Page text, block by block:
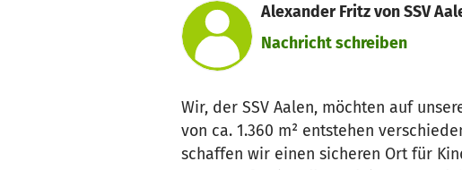
Alexander Fritz von SSV
Nachricht schreiben
Wir, der SSV Aalen, möchten auf
von ca. 1.360 m² entstehen
schaffen wir einen sicheren Ort für